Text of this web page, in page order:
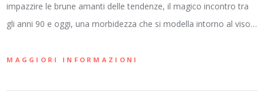
impazzire le brune amanti delle tendenze, il magico incontro tra
gli anni 90 e oggi, una morbidezza che si modella intorno al viso…
MAGGIORI INFORMAZIONI